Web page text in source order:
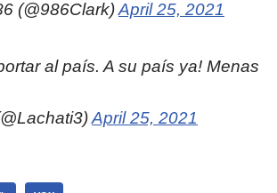
(@986Clark)April 25, 2021
al país. A su país ya! Menas
April 25, 2021